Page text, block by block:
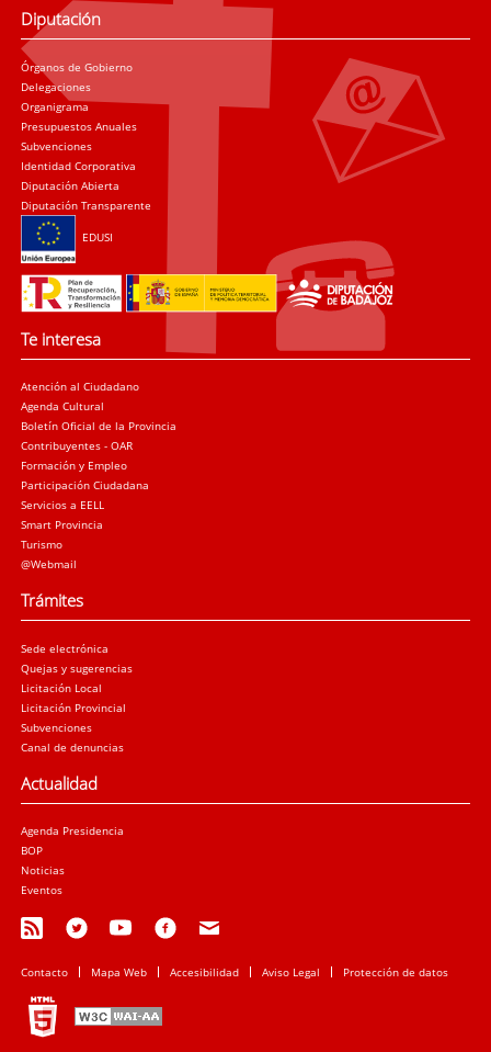
Diputación
Órganos de Gobierno
Delegaciones
Organigrama
Presupuestos Anuales
Subvenciones
Identidad Corporativa
Diputación Abierta
Diputación Transparente
EDUSI
Te interesa
Atención al Ciudadano
Agenda Cultural
Boletín Oficial de la Provincia
Contribuyentes - OAR
Formación y Empleo
Participación Ciudadana
Servicios a EELL
Smart Provincia
Turismo
@Webmail
Trámites
Sede electrónica
Quejas y sugerencias
Licitación Local
Licitación Provincial
Subvenciones
Canal de denuncias
Actualidad
Agenda Presidencia
BOP
Noticias
Eventos
Contacto Mapa Web Accesibilidad Aviso Legal Protección de datos